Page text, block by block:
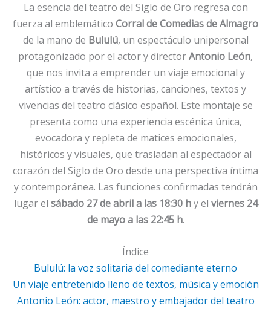
La esencia del teatro del Siglo de Oro regresa con
fuerza al emblemático Corral de Comedias de Almagro
de la mano de Bululú, un espectáculo unipersonal
protagonizado por el actor y directorAntonio León,
que nos invita a emprender un viaje emocional y
artístico a través de historias, canciones, textos y
vivencias del teatro clásico español. Este montaje se
presenta como una experiencia escénica única,
evocadora y repleta de matices emocionales,
históricos y visuales, que trasladan al espectador al
corazón del Siglo de Oro desde una perspectiva íntima
y contemporánea. Las funciones confirmadas tendrán
lugar el sábado 27 de abril a las 18:30 hy el viernes 24
de mayo a las 22:45 h.
Índice
Bululú: la voz solitaria del comediante eterno
Un viaje entretenido lleno de textos, música y emoción
Antonio León: actor, maestro y embajador del teatro